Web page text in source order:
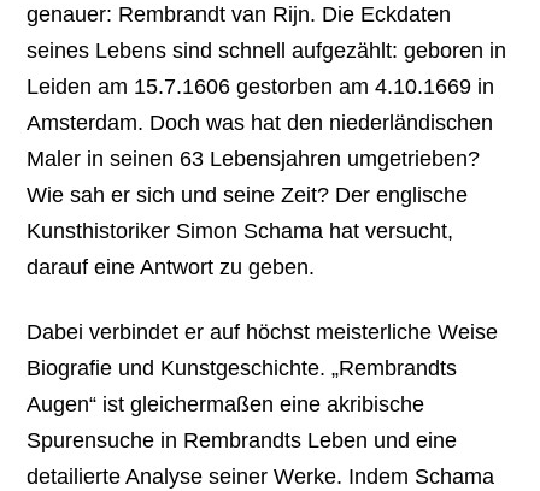
genauer: Rembrandt van Rijn. Die Eckdaten
seines Lebens sind schnell aufgezählt: geboren in
Leiden am 15.7.1606 gestorben am 4.10.1669 in
Amsterdam. Doch was hat den niederländischen
Maler in seinen 63 Lebensjahren umgetrieben?
Wie sah er sich und seine Zeit? Der englische
Kunsthistoriker Simon Schama hat versucht,
darauf eine Antwort zu geben.
Dabei verbindet er auf höchst meisterliche Weise
Biografie und Kunstgeschichte. „Rembrandts
Augen“ ist gleichermaßen eine akribische
Spurensuche in Rembrandts Leben und eine
detailierte Analyse seiner Werke. Indem Schama